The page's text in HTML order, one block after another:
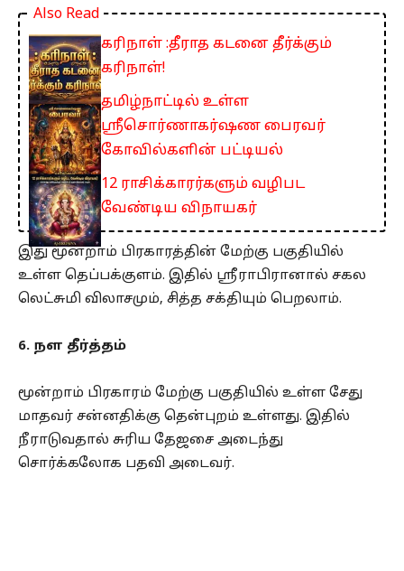
Also Read
கரிநாள் :தீராத கடனை தீர்க்கும்
கரிநாள்!
தமிழ்நாட்டில் உள்ள
ஸ்ரீசொர்ணாகர்ஷண பைரவர்
கோவில்களின் பட்டியல்
12 ராசிக்காரர்களும் வழிபட
வேண்டிய விநாயகர்
இது மூன்றாம் பிரகாரத்தின் மேற்கு பகுதியில்
உள்ள தெப்பக்குளம். இதில் ஸ்ரீராபிரானால் சகல
லெட்சுமி விலாசமும், சித்த சக்தியும் பெறலாம்.
6. நள தீர்த்தம்
மூன்றாம் பிரகாரம் மேற்கு பகுதியில் உள்ள சேது
மாதவர் சன்னதிக்கு தென்புறம் உள்ளது. இதில்
நீராடுவதால் சுரிய தேஜசை அடைந்து
சொர்க்கலோக பதவி அடைவர்.